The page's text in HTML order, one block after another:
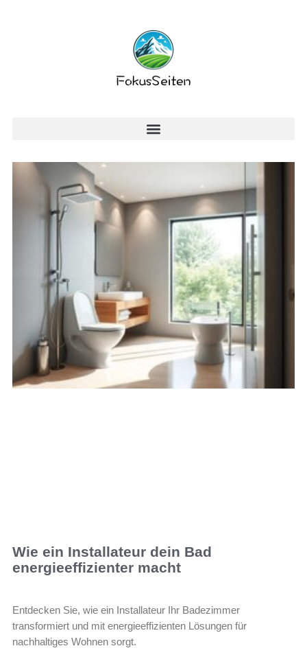
Wie ein Installateur dein Bad
energieeffizienter macht
Entdecken Sie, wie ein Installateur Ihr Badezimmer
transformiert und mit energieeffizienten Lösungen für
nachhaltiges Wohnen sorgt.